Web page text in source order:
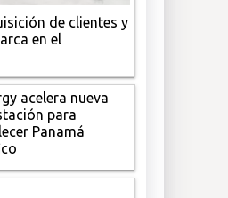
de clientes y
en el
acelera nueva
para
Panamá